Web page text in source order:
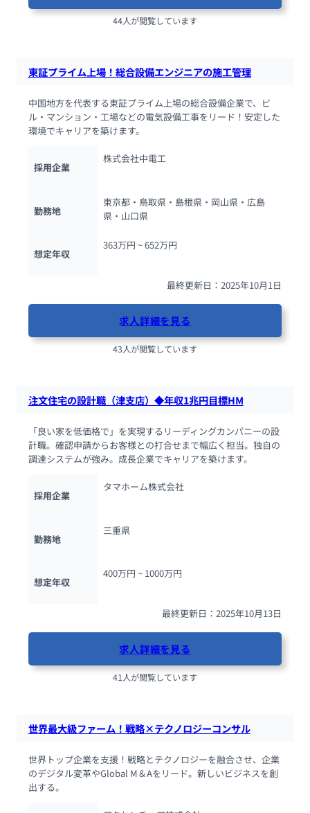
44人が閲覧しています
東証プライム上場！総合設備エンジニアの施工管理
中国地方を代表する東証プライム上場の総合設備企業で、ビ
ル・マンション・工場などの電気設備工事をリード！安定した
環境でキャリアを築けます。
採用企業
株式会社中電工
勤務地
東京都・鳥取県・島根県・岡山県・広島
県・山口県
想定年収
363万円 ~ 652万円
最終更新日：2025年10月1日
求人詳細を見る
43人が閲覧しています
注文住宅の設計職（津支店）◆年収1兆円目標HM
「良い家を低価格で」を実現するリーディングカンパニーの設
計職。確認申請からお客様との打合せまで幅広く担当。独自の
調達システムが強み。成長企業でキャリアを築けます。
採用企業
タマホーム株式会社
勤務地
三重県
想定年収
400万円 ~ 1000万円
最終更新日：2025年10月13日
求人詳細を見る
41人が閲覧しています
世界最大級ファーム！戦略×テクノロジーコンサル
世界トップ企業を支援！戦略とテクノロジーを融合させ、企業
のデジタル変革やGlobal M＆Aをリード。新しいビジネスを創
出する。